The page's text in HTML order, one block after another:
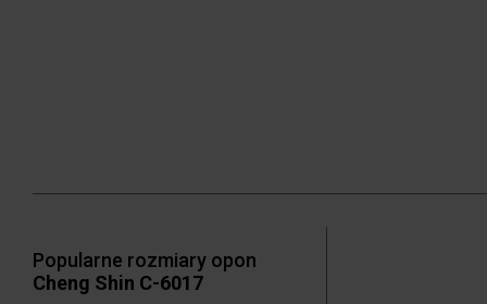
Popularne rozmiary opon
Cheng Shin C-6017